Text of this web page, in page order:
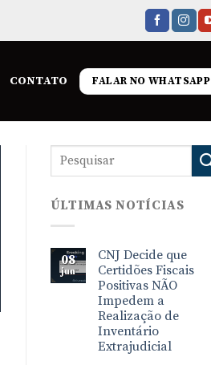
CONTATO FALAR NO WHATSAPP
ÚLTIMAS NOTÍCIAS
08
jun
CNJ Decide que
Certidões Fiscais
Positivas NÃO
Impedem a
Realização de
Inventário
Extrajudicial